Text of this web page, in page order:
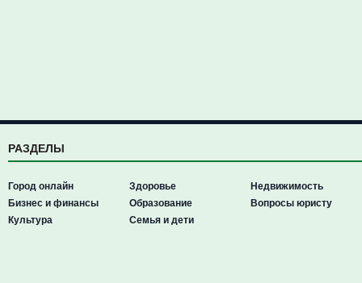
РАЗДЕЛЫ
Город онлайн
Бизнес и финансы
Культура
Здоровье
Образование
Семья и дети
Недвижимость
Вопросы юристу